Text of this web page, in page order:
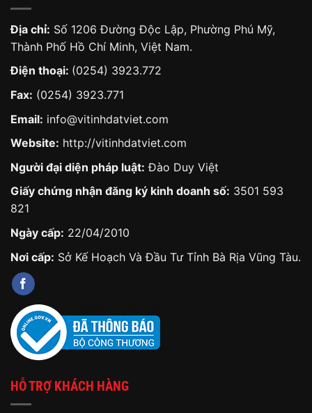
Địa chỉ: Số 1206 Đường Độc Lập, Phường Phú Mỹ,
Thành Phố Hồ Chí Minh, Việt Nam.
Điện thoại: (0254) 3923.772
Fax: (0254) 3923.771
Email: info@vitinhdatviet.com
Website: http://vitinhdatviet.com
Người đại diện pháp luật: Đào Duy Việt
Giấy chứng nhận đăng ký kinh doanh số: 3501 593
821
Ngày cấp: 22/04/2010
Nơi cấp: Sở Kế Hoạch Và Đầu Tư Tỉnh Bà Rịa Vũng Tàu.
HỖ TRỢ KHÁCH HÀNG